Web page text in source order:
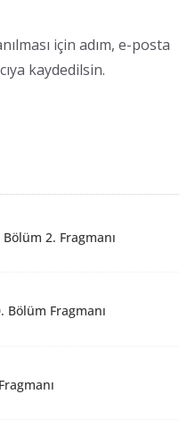
için adım, e-posta
kaydedilsin.
2. Fragmanı
Bölüm Fragmanı